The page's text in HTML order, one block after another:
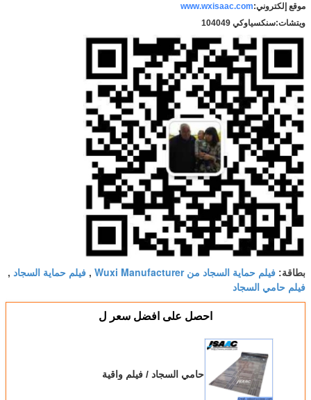
موقع إلكتروني:www.wxisaac.com
ويتشات:سنكسياوكي 104049
بطاقة: فيلم حماية السجاد من Wuxi Manufacturer , فيلم حماية السجاد ,
فيلم حامي السجاد
احصل على افضل سعر ل
حامي السجاد / فيلم واقية